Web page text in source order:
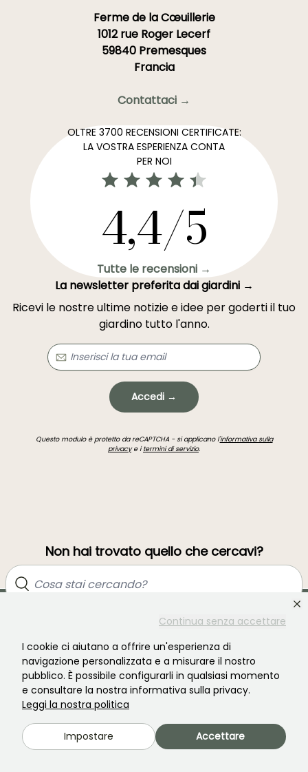
Continua senza accettare
I cookie ci aiutano a offrire un'esperienza di
navigazione personalizzata e a misurare il nostro
pubblico. È possibile configurarli in qualsiasi momento
e consultare la nostra informativa sulla privacy.
Leggi la nostra politica
Impostare Accettare
Ferme de la Cœuillerie
1012 rue Roger Lecerf
59840 Premesques
Francia
Contattaci →
OLTRE 3700 RECENSIONI CERTIFICATE:
LA VOSTRA ESPERIENZA CONTA
PER NOI
4,4/5
Tutte le recensioni →
La newsletter preferita dai giardini →
Ricevi le nostre ultime notizie e idee per goderti il tuo
giardino tutto l'anno.
Accedi →
Questo modulo è protetto da reCAPTCHA - si applicano l'informativa sulla
privacye itermini di servizio.
Non hai trovato quello che cercavi?
Unisciti alla comunità degli amanti delle piante!